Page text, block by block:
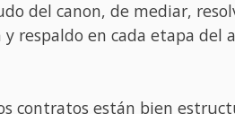
del canon, de mediar,
respaldo en cada etapa del
contratos están bien